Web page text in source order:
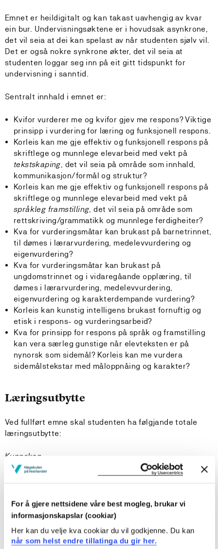
For å gjere nettsidene våre best mogleg, brukar vi
informasjonskapslar (cookiar)
Her kan du velje kva cookiar du vil godkjenne. Du kan
når som helst endre tillatinga du gir her.
Emnet er heildigitalt og kan takast uavhengig av kvar
ein bur. Undervisningsøktene er i hovudsak asynkrone,
det vil seia at dei kan spelast av når studenten sjølv vil.
Det er også nokre synkrone økter, det vil seia at
studenten loggar seg inn på eit gitt tidspunkt for
undervisning i sanntid.
Sentralt innhald i emnet er:
Kvifor vurderer me og kvifor gjev me respons? Viktige
prinsipp i vurdering for læring og funksjonell respons.
Korleis kan me gje effektiv og funksjonell respons på
skriftlege og munnlege elevarbeid med vekt på
tekstskaping, det vil seia på område som innhald,
kommunikasjon/formål og struktur?
Korleis kan me gje effektiv og funksjonell respons på
skriftlege og munnlege elevarbeid med vekt på
språkleg framstilling, det vil seia på område som
rettskriving/grammatikk og munnlege ferdigheiter?
Kva for vurderingsmåtar kan brukast på barnetrinnet,
til dømes i lærarvurdering, medelevvurdering og
eigenvurdering?
Kva for vurderingsmåtar kan brukast på
ungdomstrinnet og i vidaregåande opplæring, til
dømes i lærarvurdering, medelevvurdering,
eigenvurdering og karakterdempande vurdering?
Korleis kan kunstig intelligens brukast fornuftig og
etisk i respons- og vurderingsarbeid?
Kva for prinsipp for respons på språk og framstilling
kan vera særleg gunstige når elevteksten er på
nynorsk som sidemål? Korleis kan me vurdera
sidemålstekstar med måloppnåing og karakter?
Læringsutbytte
Ved fullført emne skal studenten ha følgjande totale
læringsutbytte:
Kunnskap
har kunnskap om dei sentrale prinsippa i vurdering
for læring
og munnlege elevarbeid på tekstskapingsområde som
innhald, kommunikasjon/formål og struktur